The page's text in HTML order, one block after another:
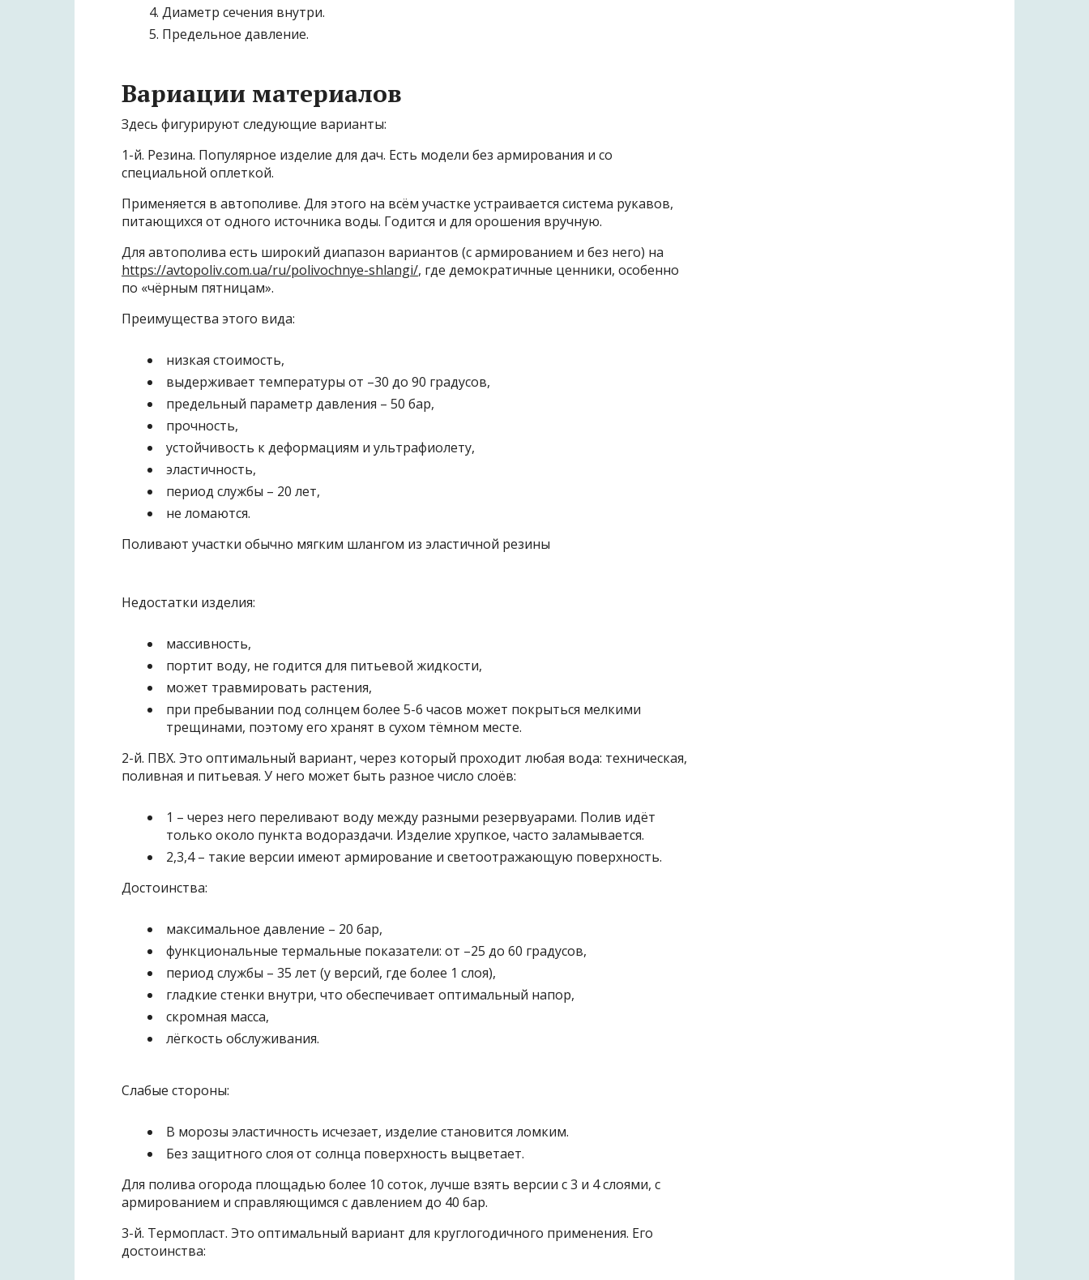
Диаметр сечения внутри.
Предельное давление.
Вариации материалов
Здесь фигурируют следующие варианты:
1-й. Резина. Популярное изделие для дач. Есть модели без армирования и со
специальной оплеткой.
Применяется в автополиве. Для этого на всём участке устраивается система рукавов,
питающихся от одного источника воды. Годится и для орошения вручную.
Для автополива есть широкий диапазон вариантов (с армированием и без него) на
https://avtopoliv.com.ua/ru/polivochnye-shlangi/, где демократичные ценники, особенно
по «чёрным пятницам».
Преимущества этого вида:
низкая стоимость,
выдерживает температуры от –30 до 90 градусов,
предельный параметр давления – 50 бар,
прочность,
устойчивость к деформациям и ультрафиолету,
эластичность,
период службы – 20 лет,
не ломаются.
Поливают участки обычно мягким шлангом из эластичной резины
Недостатки изделия:
массивность,
портит воду, не годится для питьевой жидкости,
может травмировать растения,
при пребывании под солнцем более 5-6 часов может покрыться мелкими
трещинами, поэтому его хранят в сухом тёмном месте.
2-й. ПВХ. Это оптимальный вариант, через который проходит любая вода: техническая,
поливная и питьевая. У него может быть разное число слоёв:
1 – через него переливают воду между разными резервуарами. Полив идёт
только около пункта водораздачи. Изделие хрупкое, часто заламывается.
2,3,4 – такие версии имеют армирование и светоотражающую поверхность.
Достоинства:
максимальное давление – 20 бар,
функциональные термальные показатели: от –25 до 60 градусов,
период службы – 35 лет (у версий, где более 1 слоя),
гладкие стенки внутри, что обеспечивает оптимальный напор,
скромная масса,
лёгкость обслуживания.
Слабые стороны:
В морозы эластичность исчезает, изделие становится ломким.
Без защитного слоя от солнца поверхность выцветает.
Для полива огорода площадью более 10 соток, лучше взять версии с 3 и 4 слоями, с
армированием и справляющимся с давлением до 40 бар.
3-й. Термопласт. Это оптимальный вариант для круглогодичного применения. Его
достоинства: